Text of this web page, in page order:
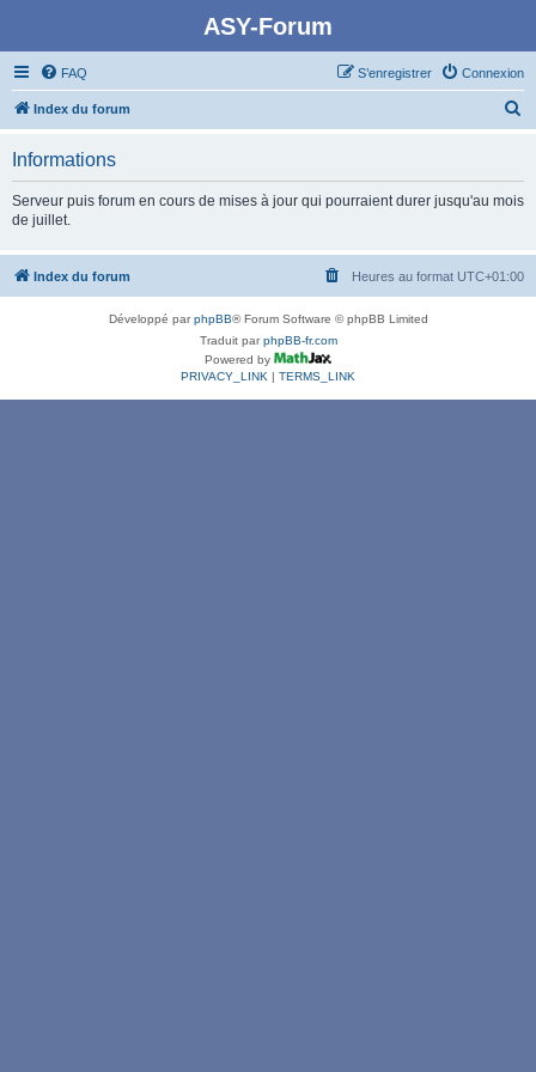
ASY-Forum
FAQ Connexion
S’enregistrer
Index du forum
c
Informations
Serveur puis forum en cours de mises à jour qui pourraient durer jusqu'au mois
de juillet.
Index du forum Heures au format UTC+01:00
Développé parphpBB® Forum Software © phpBB Limited
Traduit parphpBB-fr.com
Powered by
PRIVACY_LINK | TERMS_LINK